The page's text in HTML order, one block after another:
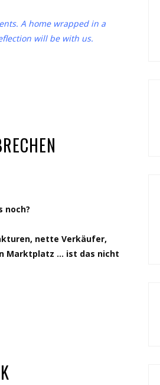
A home wrapped in a
will be with us.
noch?
nette Verkäufer,
Marktplatz … ist das nicht